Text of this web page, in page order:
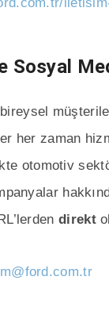
Sosyal
her zaman
otomotiv
direkt